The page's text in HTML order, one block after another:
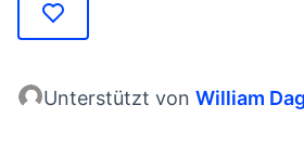
Unterstützt von William